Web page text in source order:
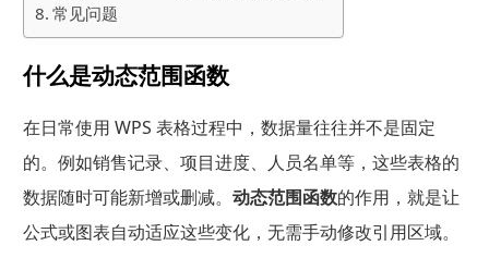
常见问题
什么是动态范围函数
在日常使用 WPS 表格过程中，数据量往往并不是固定
的。例如销售记录、项目进度、人员名单等，这些表格的
数据随时可能新增或删减。 动态范围函数的作用，就是让
公式或图表自动适应这些变化，无需手动修改引用区域。